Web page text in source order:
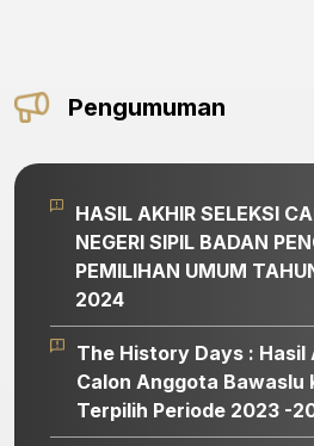
Pengumuman
HASIL AKHIR SELEKSI
NEGERI SIPIL BADAN
PEMILIHAN UMUM
2024
The History Days : Hasil
Calon Anggota Bawaslu
Terpilih Periode 2023 -